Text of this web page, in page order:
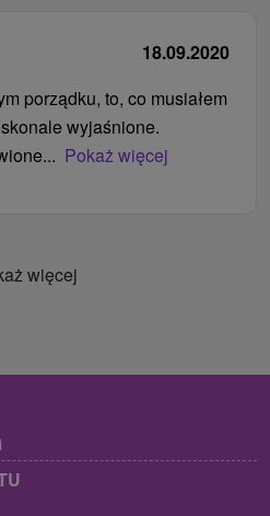
18.09.2020
porządku, to, co musiałem
wyjaśnione.
Pokaż więcej
więcej